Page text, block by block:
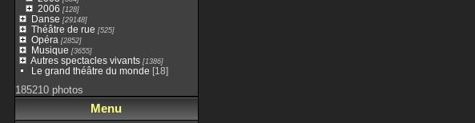
2006 [128]
Danse [29148]
Théâtre de rue [525]
Opéra [2852]
Musique [3655]
Autres spectacles vivants[1386]
Le grand théâtre du monde [18]
185210 photos
Menu